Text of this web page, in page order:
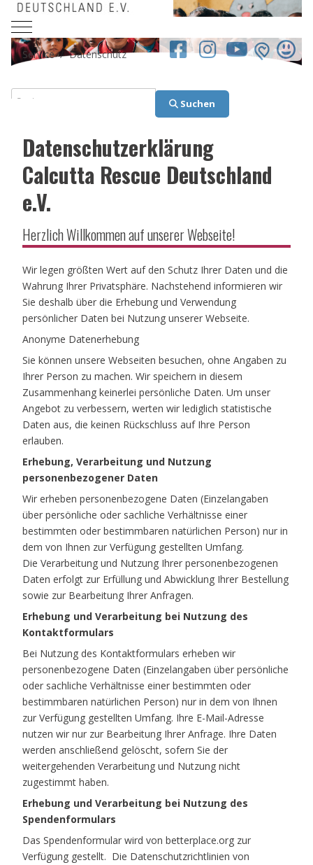
Mobile Menu Toggle
Service Datenschutz
Suchen
Suchen
Datenschutzerklärung
Calcutta Rescue Deutschland
e.V.
Herzlich Willkommen auf unserer Webseite!
Wir legen größten Wert auf den Schutz Ihrer Daten und die
Wahrung Ihrer Privatsphäre. Nachstehend informieren wir
Sie deshalb über die Erhebung und Verwendung
persönlicher Daten bei Nutzung unserer Webseite.
Anonyme Datenerhebung
Sie können unsere Webseiten besuchen, ohne Angaben zu
Ihrer Person zu machen. Wir speichern in diesem
Zusammenhang keinerlei persönliche Daten. Um unser
Angebot zu verbessern, werten wir lediglich statistische
Daten aus, die keinen Rückschluss auf Ihre Person
erlauben.
Erhebung, Verarbeitung und Nutzung
personenbezogener Daten
Wir erheben personenbezogene Daten (Einzelangaben
über persönliche oder sachliche Verhältnisse einer
bestimmten oder bestimmbaren natürlichen Person) nur in
dem von Ihnen zur Verfügung gestellten Umfang.
Die Verarbeitung und Nutzung Ihrer personenbezogenen
Daten erfolgt zur Erfüllung und Abwicklung Ihrer Bestellung
sowie zur Bearbeitung Ihrer Anfragen.
Erhebung und Verarbeitung bei Nutzung des
Kontaktformulars
Bei Nutzung des Kontaktformulars erheben wir
personenbezogene Daten (Einzelangaben über persönliche
oder sachliche Verhältnisse einer bestimmten oder
bestimmbaren natürlichen Person) nur in dem von Ihnen
zur Verfügung gestellten Umfang. Ihre E-Mail-Adresse
nutzen wir nur zur Bearbeitung Ihrer Anfrage. Ihre Daten
werden anschließend gelöscht, sofern Sie der
weitergehenden Verarbeitung und Nutzung nicht
zugestimmt haben.
Erhebung und Verarbeitung bei Nutzung des
Spendenformulars
Das Spendenformular wird von betterplace.org zur
Verfügung gestellt. Die Datenschutzrichtlinien von